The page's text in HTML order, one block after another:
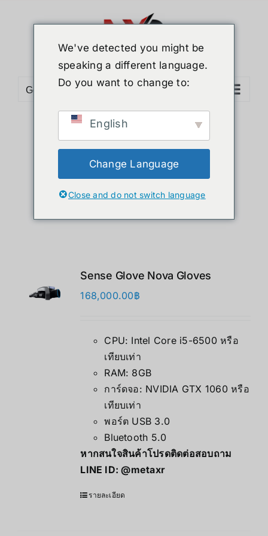
Go to...
Sort byDate
Show12 Products
Sense Glove Nova Gloves
168,000.00฿
CPU: Intel Core i5-6500 หรือ
เทียบเท่า
RAM: 8GB
การ์ดจอ: NVIDIA GTX 1060 หรือ
เทียบเท่า
พอร์ต USB 3.0
Bluetooth 5.0
หากสนใจสินค้าโปรดติดต่อสอบถาม
LINE ID:@metaxr
รายละเอียด
We've detected you might be
speaking a different language.
Do you want to change to:
English
Change Language
Close and do not switch language